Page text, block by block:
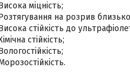
міцність;
на розрив
стійкість до
стійкість;